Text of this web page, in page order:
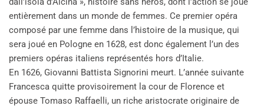
entièrement dans un monde de femmes. Ce premier opéra
composé par une femme dans l’histoire de la musique, qui
sera joué en Pologne en 1628, est donc également l’un des
premiers opéras italiens représentés hors d’Italie.
En 1626, Giovanni Battista Signorini meurt. L’année suivante
Francesca quitte provisoirement la cour de Florence et
épouse Tomaso Raffaelli, un riche aristocrate originaire de